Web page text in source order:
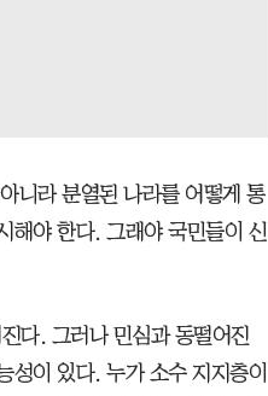
니라 분열된 나라를 어떻게 통
해야 한다. 그래야 국민들이 신
다. 그러나 민심과 동떨어진
성이 있다. 누가 소수 지지층이